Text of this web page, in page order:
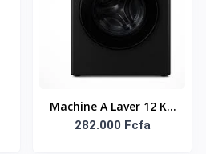
Machine A Laver 12 KG
Automatique (STML-
282.000 Fcfa